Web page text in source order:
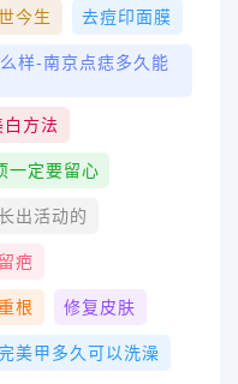
今生 去痘印面膜
样-南京点痣多久能
方法
一定要留心
出活动的
疤
根 修复皮肤
美甲多久可以洗澡